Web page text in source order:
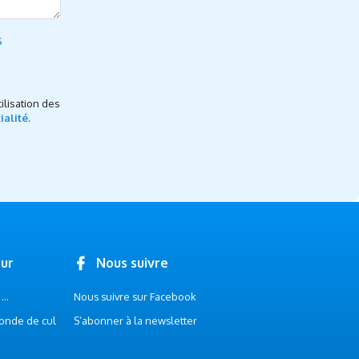
des
de cul
Nous suivre
Nous suivre sur Facebook
S’abonner à la newsletter